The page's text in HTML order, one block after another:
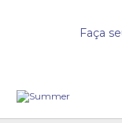
Faça